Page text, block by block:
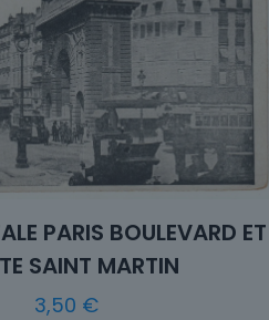
PARIS BOULEVARD ET
SAINT MARTIN
3,50 €